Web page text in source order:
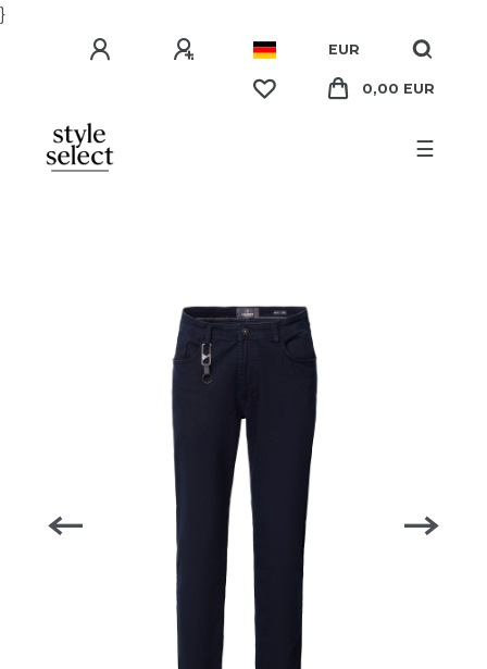
}
EUR
0,00 EUR
☰